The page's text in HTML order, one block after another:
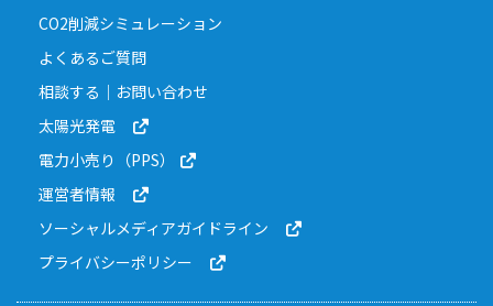
CO2削減シミュレーション
よくあるご質問
相談する｜お問い合わせ
太陽光発電
電力小売り（PPS）
運営者情報
ソーシャルメディアガイドライン
プライバシーポリシー